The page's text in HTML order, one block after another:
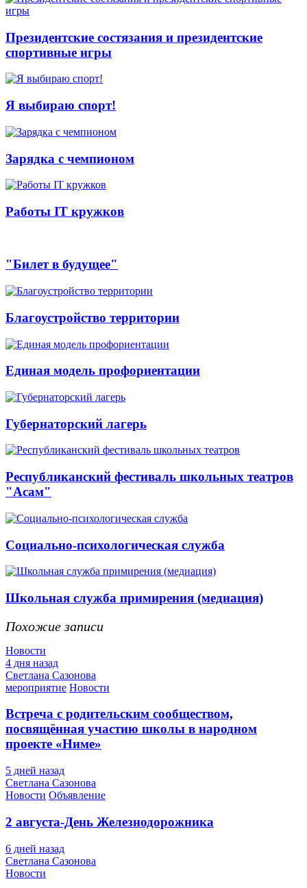
Президентские состязания и президентские
спортивные игры
Я выбираю спорт!
Зарядка с чемпионом
Работы IT кружков
"Билет в будущее"
Благоустройство территории
Единая модель профориентации
Губернаторский лагерь
Республиканский фестиваль школьных театров
"Асам"
Социально-психологическая служба
Школьная служба примирения (медиация)
Похожие записи
Новости
4 дня назад
Светлана Сазонова
мероприятие Новости
Встреча с родительским сообществом,
посвящённая участию школы в народном
проекте «Ниме»
5 дней назад
Светлана Сазонова
Новости Объявление
2 августа-День Железнодорожника
6 дней назад
Светлана Сазонова
Новости